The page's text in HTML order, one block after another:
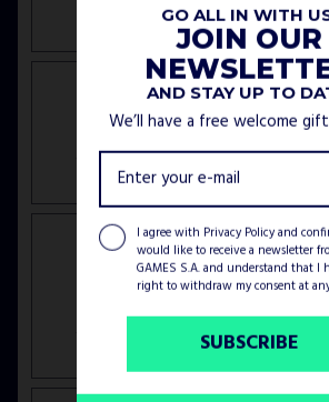
30 MAJ 2014
SETANTA FINANCE
Zmiana nazwy firmy
SETANTA FINANCE
Raport okresowy za I
GO ALL IN WITH
JOIN OUR
AND STAY UP TO
We’ll have a free welcome
I agree with Privacy Policyand
would like to receive a newsletter
GAMES S.A. and understand that I
right to withdraw my consent at
SUBSCRIBE